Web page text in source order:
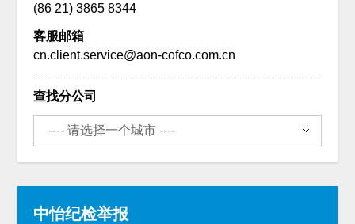
(86 21) 3865 8344
客服邮箱
cn.client.service@aon-cofco.com.cn
查找分公司
中怡纪检举报